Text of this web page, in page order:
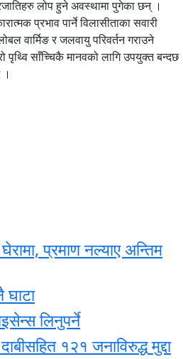
लोप हुने अवस्थामा पुगेका छन् ।
प्रभाव पार्ने विलासीताका सवारी
वार्मिङ र जलवायु परिवर्तन गराउने
पृथ्वि साँच्चिकै मानवको लागि उपयुक्त बन्दछ
।
प्रमाण नल्याए अन्तिम
लिनुपर्ने
१२१ जनाविरुद्ध मुद्दा